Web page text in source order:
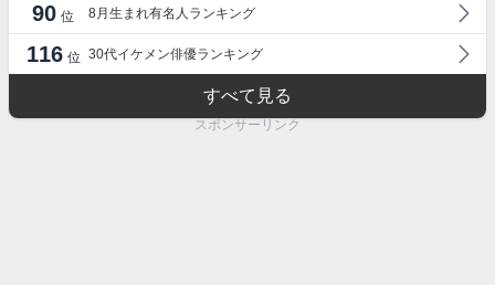
90 位 8月生まれ有名人ランキング
116 位 30代イケメン俳優ランキング
すべて見る
スポンサーリンク